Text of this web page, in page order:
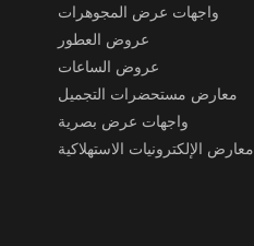
واجهات عرض المجوهرات
عروض العطور
عروض الساعات
معارض مستحضرات التجميل
واجهات عرض بصرية
معارض الإلكترونيات الاستهلاكية